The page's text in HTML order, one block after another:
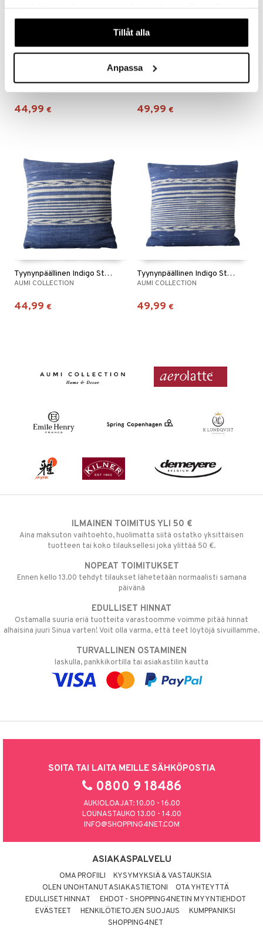
våra cookies vid fortsatt användande av vår webbplats.
Tillåt alla
Anpassa
AUMI COLLECTION
44,99 €
AUMI COLLECTION
49,99 €
Tyynynpäällinen Indigo Striped 40 x 40 cm
AUMI COLLECTION
44,99 €
Tyynynpäällinen Indigo Striped 50 x 50 cm
AUMI COLLECTION
49,99 €
ILMAINEN TOIMITUS YLI 50 €
Aina maksuton vaihtoehto, huolimatta siitä ostatko yksittäisen
tuotteen tai koko tilauksellesi joka ylittää 50 €.
NOPEAT TOIMITUKSET
Ennen kello 13.00 tehdyt tilaukset lähetetään normaalisti samana
päivänä
EDULLISET HINNAT
Ostamalla suuria eriä tuotteita varastoomme voimme pitää hinnat
alhaisina juuri Sinua varten! Voit olla varma, että teet löytöjä sivuillamme.
TURVALLINEN OSTAMINEN
laskulla, pankkikortilla tai asiakastilin kautta
SOITA TAI LAITA MEILLE SÄHKÖPOSTIA
0800 9 18486
AUKIOLOAJAT: 10.00 - 16.00
LOUNASTAUKO 13.00 - 14.00
INFO@SHOPPING4NET.COM
ASIAKASPALVELU
OMA PROFIILI
KYSYMYKSIÄ & VASTAUKSIA
OLEN UNOHTANUT ASIAKASTIETONI
OTA YHTEYTTÄ
EDULLISET HINNAT
EHDOT - SHOPPING4NETIN MYYNTIEHDOT
EVÄSTEET
HENKILÖTIETOJEN SUOJAUS
KUMPPANIKSI
SHOPPING4NET